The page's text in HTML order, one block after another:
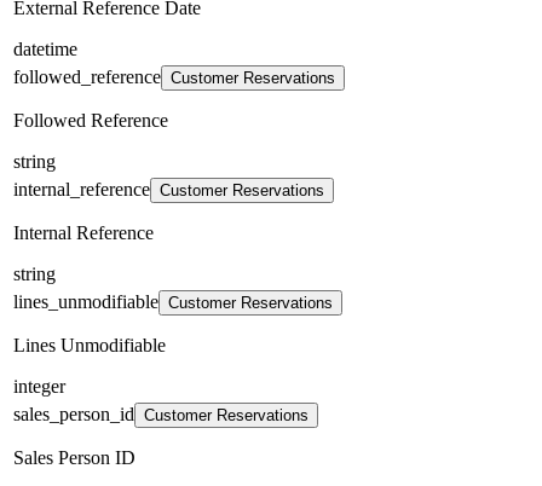
External Reference Date
datetime
followed_reference Customer Reservations
Followed Reference
string
internal_reference Customer Reservations
Internal Reference
string
lines_unmodifiable Customer Reservations
Lines Unmodifiable
integer
sales_person_id Customer Reservations
Sales Person ID